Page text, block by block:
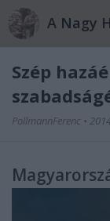
A Nagy
Szép
PollmannFerenc •